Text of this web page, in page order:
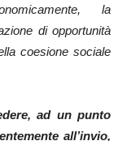
la
di opportunità
coesione sociale
ad un punto
all’invio,